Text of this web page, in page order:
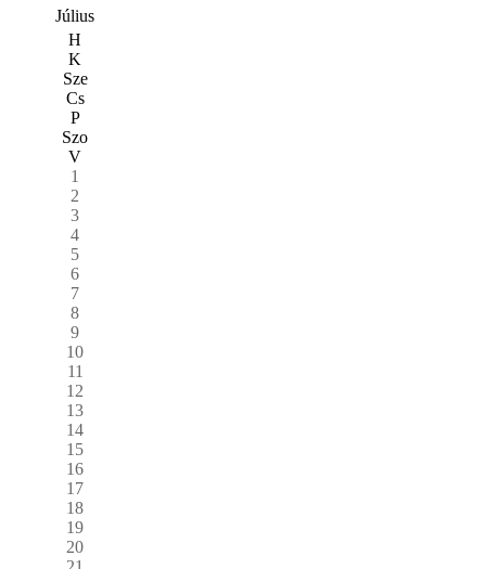
Július
H
K
Sze
Cs
P
Szo
V
1
2
3
4
5
6
7
8
9
10
11
12
13
14
15
16
17
18
19
20